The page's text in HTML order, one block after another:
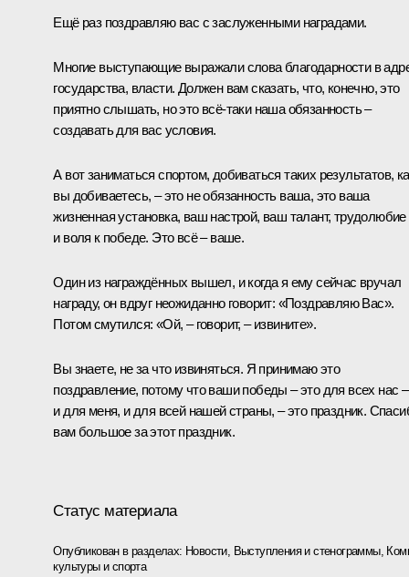
Ещё раз поздравляю вас с заслуженными наградами.
Многие выступающие выражали слова благодарности в
государства, власти. Должен вам сказать, что, конечно, это
приятно слышать, но это всё-таки наша обязанность –
создавать для вас условия.
А вот заниматься спортом, добиваться таких результатов,
вы добиваетесь, – это не обязанность ваша, это ваша
жизненная установка, ваш настрой, ваш талант, трудолюбие
и воля к победе. Это всё – ваше.
Один из награждённых вышел, и когда я ему сейчас вручал
награду, он вдруг неожиданно говорит: «Поздравляю Вас».
Потом смутился: «Ой, – говорит, – извините».
Вы знаете, не за что извиняться. Я принимаю это
поздравление, потому что ваши победы – это для всех нас –
и для меня, и для всей нашей страны, – это праздник.
вам большое за этот праздник.
Статус материала
Опубликован в разделах: Новости, Выступления и стенограммы,
культуры и спорта